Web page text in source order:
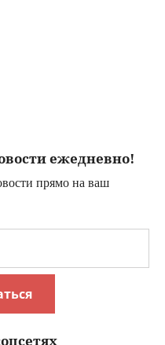
ежедневно!
прямо на ваш